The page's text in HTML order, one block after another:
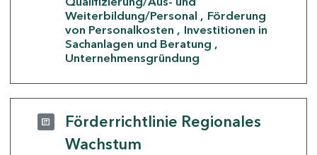
Weiterbildung/Personal
Förderung
von Personalkosten
Investitionen in
Sachanlagen und Beratung
Unternehmensgründung
Förderrichtlinie Regionales
Wachstum